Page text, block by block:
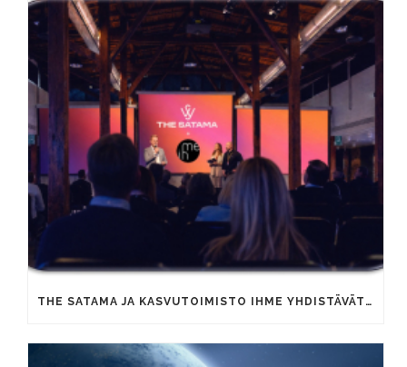
THE SATAMA JA KASVUTOIMISTO IHME YHDISTÄVÄT OSAAMISTAAN YRITYSTEN KAUPALLISEN KASVUN VAUHDITTAMISEKSI